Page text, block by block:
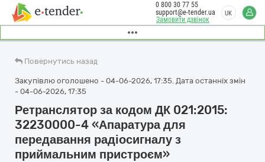
Замовити дзвінок
0 800 30 77 55
support@e-tender.ua
UK
Повернутись назад
Закупівлю оголошено - 04-06-2026, 17:35. Дата останніх змін
- 04-06-2026, 17:35
Ретранслятор за кодом ДК 021:2015:
32230000-4 «Апаратура для
передавання радіосигналу з
приймальним пристроєм»